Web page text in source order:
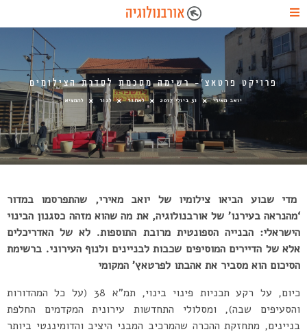
פרויקט פרטאצ’- רשימה מסכמת לסדרת הצילומים
יואב מאירי 31 ביולי 2017 לאתגר לגור להמציא
מדי שבוע הביאו צילומיו של יואב מאירי, שהתפרסמו במדור
‘מהנראה בעירנו’ של אורבנולוגיה, את מה שהוא מזהה כסגנון הבינוי
הישראלי: הבנייה הספונטית מרובת התוספות. לא של האדריכלים
אלא של הדיירים המוסיפים שכבות לבניינים ולנוף העירוני. ברשימת
הסיכום הוא מסביר את אהבתו לפרטאץ’ המקומי
כיום, על רקע תכניות פינוי בינוי, תמ”א 38 (על כל המהדורות
והסעיפים שבה), ומסלולי התחדשות עירונית המקדמים החלפת
בניינים, מתחזקת ההכרה שהמרכיב המבני היציב והדומיננטי ביותר